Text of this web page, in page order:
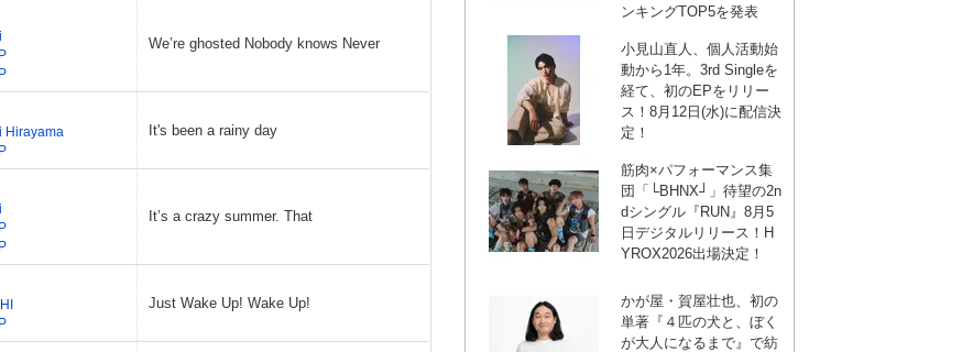
We’re ghosted Nobody knows Never
Hirayama
It's been a rainy day
It’s a crazy summer. That
Just Wake Up! Wake Up!
ンキングTOP5を発表
小見山直人、個人活動始
動から1年。3rd Singleを
経て、初のEPをリリー
ス！8月12日(水)に配信決
定！
筋肉×パフォーマンス集
団「└BHNX┘」待望の2n
dシングル『RUN』8月5
日デジタルリリース！H
YROX2026出場決定！
かが屋・賀屋壮也、初の
単著『４匹の犬と、ぼく
が大人になるまで』で紡